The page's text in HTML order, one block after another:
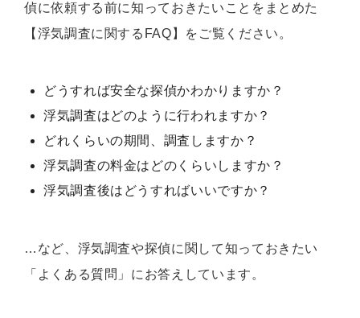
偵に依頼する前に知っておきたいことをまとめた
【浮気調査に関するFAQ】をご覧ください。
どうすれば安全な探偵かわかりますか？
浮気調査はどのように行われますか？
どれくらいの期間、調査しますか？
浮気調査の料金はどのくらいしますか？
浮気調査後はどうすればいいですか？
…など、浮気調査や探偵に関して知っておきたい
「よくある質問」にお答えしています。